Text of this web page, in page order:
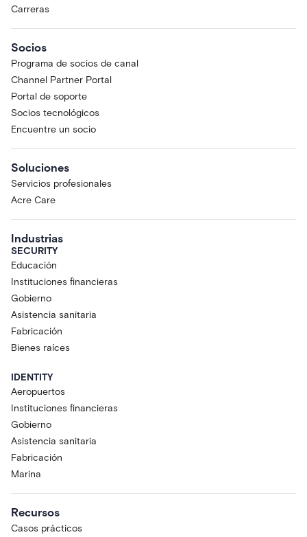
Carreras
Socios
Programa de socios de canal
Channel Partner Portal
Portal de soporte
Socios tecnológicos
Encuentre un socio
Soluciones
Servicios profesionales
Acre Care
Industrias
SECURITY
Educación
Instituciones financieras
Gobierno
Asistencia sanitaria
Fabricación
Bienes raíces
IDENTITY
Aeropuertos
Instituciones financieras
Gobierno
Asistencia sanitaria
Fabricación
Marina
Recursos
Casos prácticos